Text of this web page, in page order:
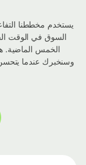
السوق في الوقت
الخمس الماضية. هل
وسنخبرك عندما يتحسن